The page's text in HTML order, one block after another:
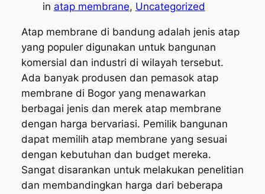
in atap membrane, Uncategorized
Atap membrane di bandung adalah jenis atap
yang populer digunakan untuk bangunan
komersial dan industri di wilayah tersebut.
Ada banyak produsen dan pemasok atap
membrane di Bogor yang menawarkan
berbagai jenis dan merek atap membrane
dengan harga bervariasi. Pemilik bangunan
dapat memilih atap membrane yang sesuai
dengan kebutuhan dan budget mereka.
Sangat disarankan untuk melakukan penelitian
dan membandingkan harga dari beberapa